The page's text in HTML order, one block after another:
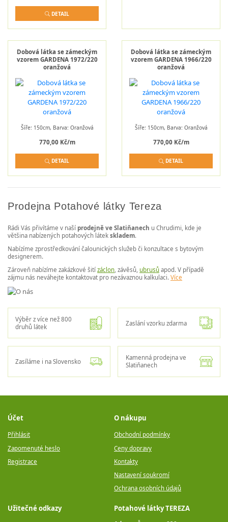
DETAIL
Dobová látka se zámeckým
vzorem GARDENA 1972/220
oranžová
Šíře: 150cm, Barva: Oranžová
770,00 Kč/m
DETAIL
Dobová látka se zámeckým
vzorem GARDENA 1966/220
oranžová
Šíře: 150cm, Barva: Oranžová
770,00 Kč/m
DETAIL
Prodejna Potahové látky Tereza
Rádi Vás přivítáme v naší prodejně ve Slatiňanech u Chrudimi, kde je
většina nabízených potahových látek skladem.
Nabízíme zprostředkování čalounických služeb či konzultace s bytovým
designerem.
Zároveň nabízíme zakázkové šití záclon, závěsů, ubrusů apod. V případě
zájmu nás neváhejte kontaktovat pro nezávaznou kalkulaci. Více
Výběr z více než 800
druhů látek
Zaslání vzorku zdarma
Zasíláme i na Slovensko
Kamenná prodejna ve
Slatiňanech
Potahové látky TEREZA
Účet
Přihlásit
Zapomenuté heslo
Registrace
O nákupu
Obchodní podmínky
Ceny dopravy
Kontakty
Nastavení soukromí
Ochrana osobních údajů
Užitečné odkazy